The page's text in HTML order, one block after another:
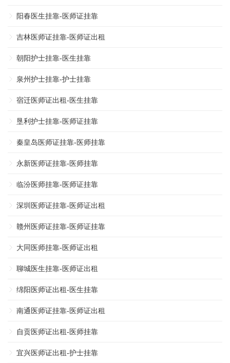
阳春医生挂靠-医师证挂靠
吉林医师证挂靠-医师证出租
朝阳护士挂靠-医生挂靠
泉州护士挂靠-护士挂靠
宿迁医师证出租-医生挂靠
垦利护士挂靠-医师证挂靠
秦皇岛医师证挂靠-医师挂靠
永新医师证挂靠-医师挂靠
临汾医师挂靠-医师证挂靠
深圳医师证挂靠-医师证出租
赣州医师证挂靠-医师证挂靠
大同医师挂靠-医师证出租
聊城医生挂靠-医师证出租
绵阳医师证出租-医生挂靠
南通医师证挂靠-医师证出租
自贡医师证出租-医师挂靠
宜兴医师证出租-护士挂靠